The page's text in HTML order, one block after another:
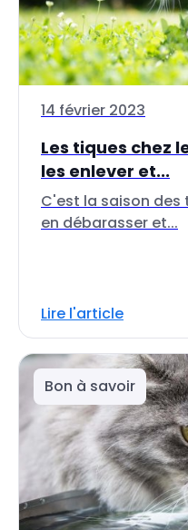
14 février 2023
Les tiques chez
les enlever et...
C'est la saison des
en débarasser et...
Lire l'article
Bon à savoir